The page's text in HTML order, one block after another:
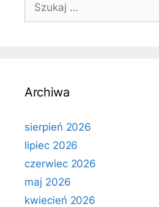
Archiwa
sierpień 2026
lipiec 2026
czerwiec 2026
maj 2026
kwiecień 2026